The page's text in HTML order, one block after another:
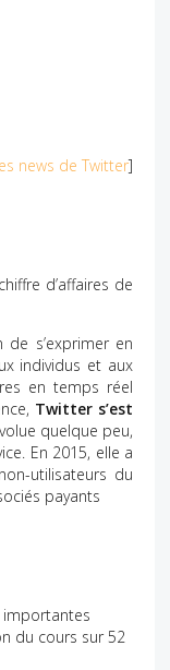
news de Twitter]
d’affaires de
s’exprimer en
individus et aux
en temps réel
Twitter s’est
quelque peu,
En 2015, elle a
utilisateurs du
payants
importantes
du cours sur 52